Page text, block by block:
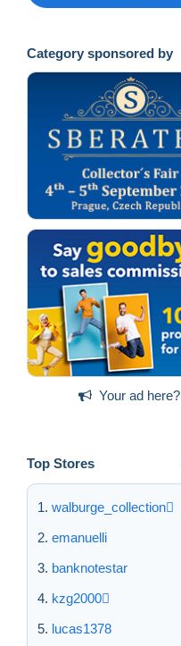
Category sponsored by
Your ad here?
Top Stores
walburge_collection
emanuelli
banknotestar
kzg2000
lucas1378